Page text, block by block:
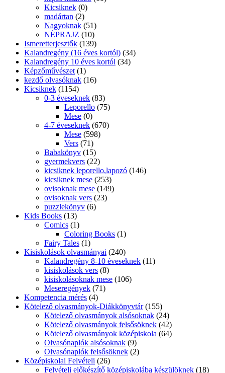
Kicsiknek (0)
madártan (2)
Nagyoknak (51)
NÉPRAJZ (10)
Ismeretterjesztők (139)
Kalandregény (16 éves kortól) (34)
Kalandregény 10 éves kortól (34)
Képzőművészet (1)
kezdő olvasóknak (16)
Kicsiknek (1154)
0-3 éveseknek (83)
Leporello (75)
Mese (0)
4-7 éveseknek (670)
Mese (598)
Vers (71)
Babakönyv (15)
gyermekvers (22)
kicsiknek leporello,lapozó (146)
kicsiknek mese (253)
ovisoknak mese (149)
ovisoknak vers (23)
puzzlekönyv (6)
Kids Books (13)
Comics (1)
Coloring Books (1)
Fairy Tales (1)
Kisiskolások olvasmányai (240)
Kalandregény 8-10 éveseknek (11)
kisiskolások vers (8)
kisiskolásoknak mese (106)
Meseregények (71)
Kompetencia mérés (4)
Kötelező olvasmányok-Diákkönyvtár (155)
Kötelező olvasmányok alsósoknak (24)
Kötelező olvasmányok felsősöknek (42)
Kötelező olvasmányok középiskola (64)
Olvasónaplók alsósoknak (9)
Olvasónaplók felsősöknek (2)
Középiskolai Felvételi (26)
Felvételi előkészítő középiskolába készülöknek (18)